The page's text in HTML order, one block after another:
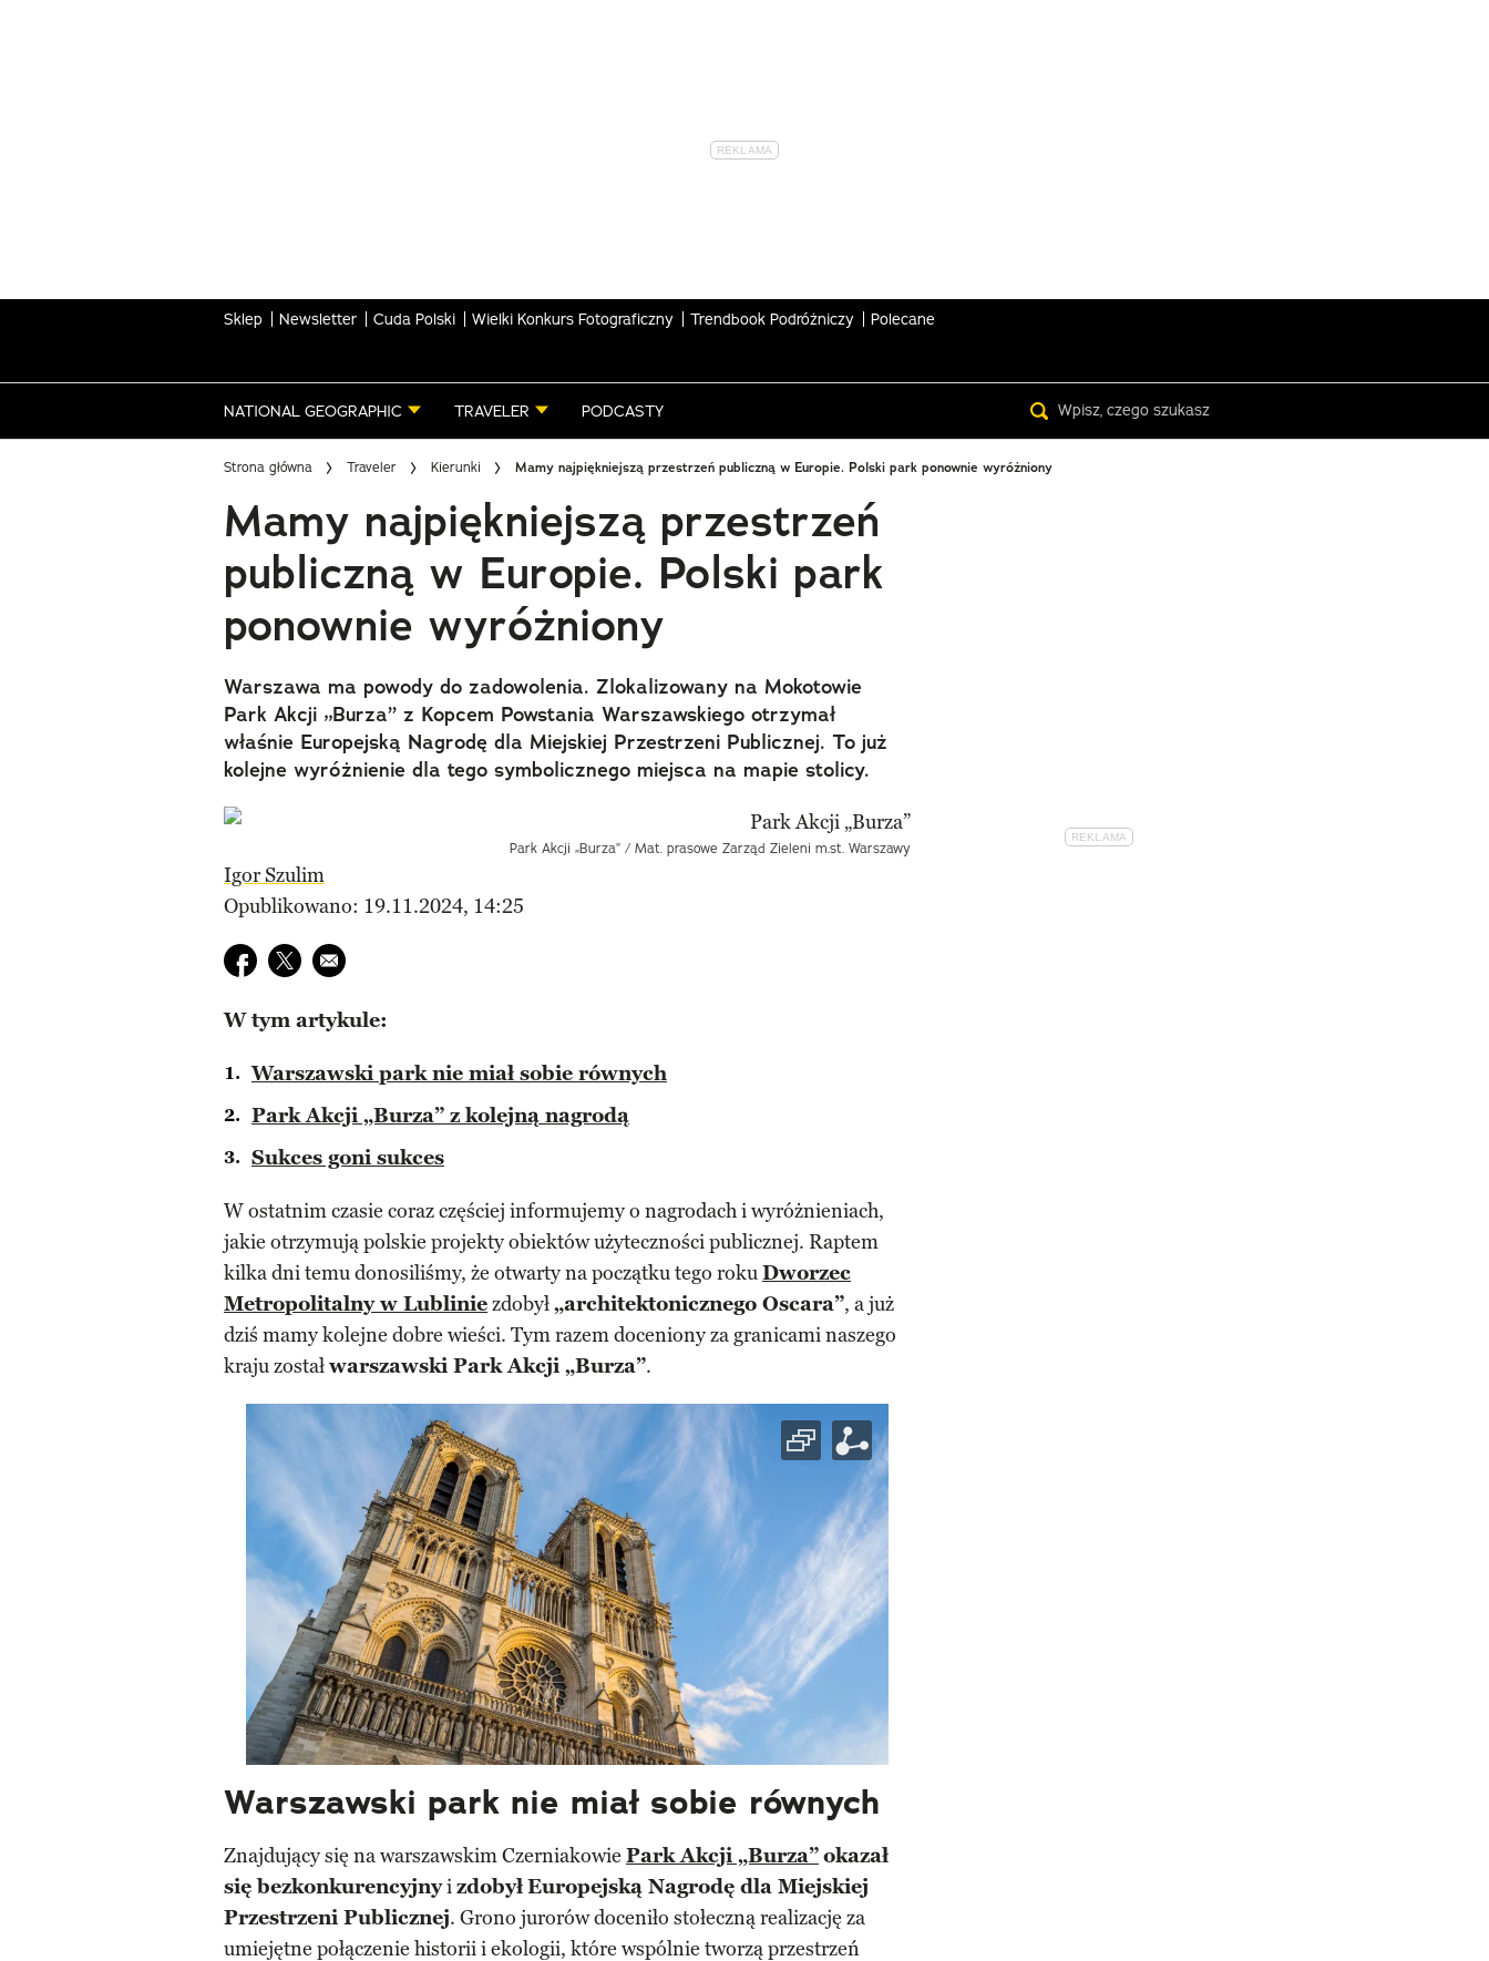
Sklep Newsletter Cuda Polski Wielki Konkurs Fotograficzny Trendbook Podróżniczy Polecane
NATIONAL GEOGRAPHIC TRAVELER PODCASTY
Strona główna Traveler Kierunki Mamy najpiękniejszą przestrzeń publiczną w Europie. Polski park ponownie wyróżniony
Mamy najpiękniejszą przestrzeń
publiczną w Europie. Polski park
ponownie wyróżniony
Warszawa ma powody do zadowolenia. Zlokalizowany na Mokotowie
Park Akcji „Burza” z Kopcem Powstania Warszawskiego otrzymał
właśnie Europejską Nagrodę dla Miejskiej Przestrzeni Publicznej. To już
kolejne wyróżnienie dla tego symbolicznego miejsca na mapie stolicy.
Park Akcji „Burza” / Mat. prasowe Zarząd Zieleni m.st. Warszawy
Igor Szulim
Opublikowano: 19.11.2024, 14:25
Udostępnij na facebook
Udostępnij na twitter
E-mail do przyjaciela
W tym artykule:
Warszawski park nie miał sobie równych
Park Akcji „Burza” z kolejną nagrodą
Sukces goni sukces
W ostatnim czasie coraz częściej informujemy o nagrodach i wyróżnieniach,
jakie otrzymują polskie projekty obiektów użyteczności publicznej. Raptem
kilka dni temu donosiliśmy, że otwarty na początku tego rokuDworzec
Metropolitalny w Lubliniezdobył„architektonicznego Oscara”, a już
dziś mamy kolejne dobre wieści. Tym razem doceniony za granicami naszego
kraju zostałwarszawski Park Akcji „Burza”.
Warszawski park nie miał sobie równych
Znajdujący się na warszawskim Czerniakowie Park Akcji „Burza”okazał
się bezkonkurencyjnyizdobyłEuropejską Nagrodę dla Miejskiej
Przestrzeni Publicznej. Grono jurorów doceniło stołeczną realizację za
umiejętne połączenie historii i ekologii, które wspólnie tworzą przestrzeń